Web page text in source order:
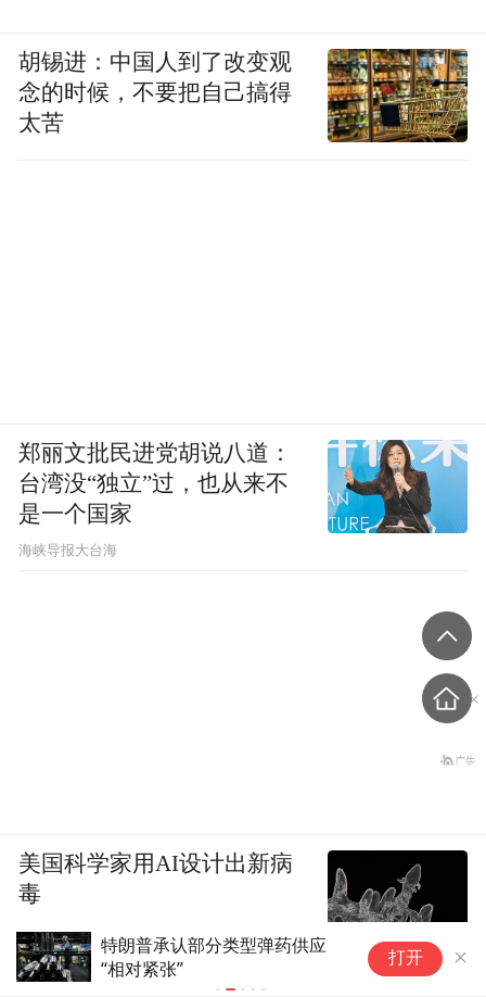
特朗普承认部分类型弹药供应
“相对紧张”
打开
胡锡进：中国人到了改变观
念的时候，不要把自己搞得
太苦
郑丽文批民进党胡说八道：
台湾没“独立”过，也从来不
是一个国家
​海峡导报大台海
美国科学家用AI设计出新病
毒